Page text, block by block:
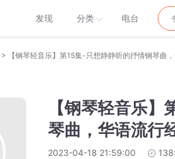
发现 分类 电台
> 【钢琴轻音乐】第15集-只想静静听的抒情钢琴曲
【钢琴轻音乐
琴曲，华语流行
2023-04-18 21:59:00